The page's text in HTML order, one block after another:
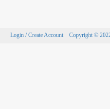
Login / Create Account Copyright ©